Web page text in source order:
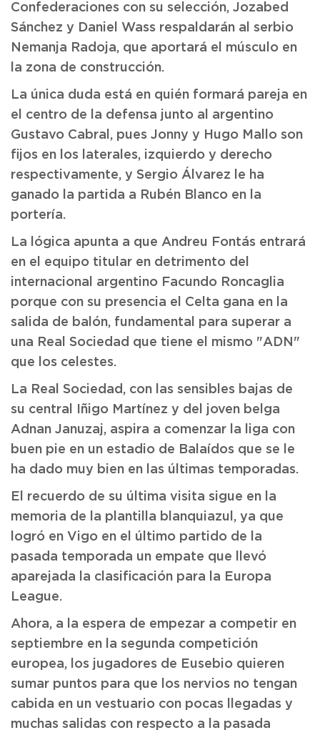
Confederaciones con su selección, Jozabed
Sánchez y Daniel Wass respaldarán al serbio
Nemanja Radoja, que aportará el músculo en
la zona de construcción.
La única duda está en quién formará pareja en
el centro de la defensa junto al argentino
Gustavo Cabral, pues Jonny y Hugo Mallo son
fijos en los laterales, izquierdo y derecho
respectivamente, y Sergio Álvarez le ha
ganado la partida a Rubén Blanco en la
portería.
La lógica apunta a que Andreu Fontás entrará
en el equipo titular en detrimento del
internacional argentino Facundo Roncaglia
porque con su presencia el Celta gana en la
salida de balón, fundamental para superar a
una Real Sociedad que tiene el mismo "ADN"
que los celestes.
La Real Sociedad, con las sensibles bajas de
su central Iñigo Martínez y del joven belga
Adnan Januzaj, aspira a comenzar la liga con
buen pie en un estadio de Balaídos que se le
ha dado muy bien en las últimas temporadas.
El recuerdo de su última visita sigue en la
memoria de la plantilla blanquiazul, ya que
logró en Vigo en el último partido de la
pasada temporada un empate que llevó
aparejada la clasificación para la Europa
League.
Ahora, a la espera de empezar a competir en
septiembre en la segunda competición
europea, los jugadores de Eusebio quieren
sumar puntos para que los nervios no tengan
cabida en un vestuario con pocas llegadas y
muchas salidas con respecto a la pasada